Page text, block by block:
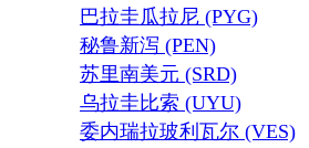
巴拉圭瓜拉尼 (PYG)
秘鲁新泻 (PEN)
苏里南美元 (SRD)
乌拉圭比索 (UYU)
委内瑞拉玻利瓦尔 (VES)